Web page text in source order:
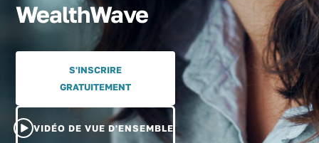
WealthWave
S'INSCRIRE
GRATUITEMENT
VIDÉO DE VUE D'ENSEMBLE